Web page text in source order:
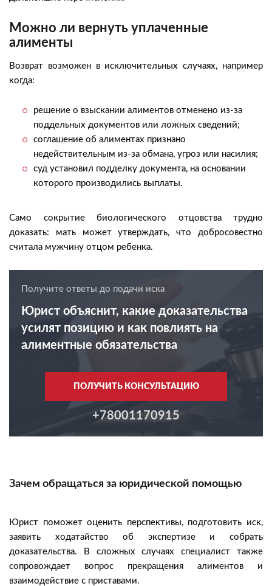
Можно ли вернуть уплаченные
алименты
Возврат возможен в исключительных случаях, например
когда:
решение о взыскании алиментов отменено из-за
поддельных документов или ложных сведений;
соглашение об алиментах признано
недействительным из-за обмана, угроз или насилия;
суд установил подделку документа, на основании
которого производились выплаты.
Само сокрытие биологического отцовства трудно
доказать: мать может утверждать, что добросовестно
считала мужчину отцом ребенка.
Получите ответы до подачи иска
Юрист объяснит, какие доказательства
усилят позицию и как повлиять на
алиментные обязательства
ПОЛУЧИТЬ КОНСУЛЬТАЦИЮ
+78001170915
Зачем обращаться за юридической помощью
Юрист поможет оценить перспективы, подготовить иск,
заявить ходатайство об экспертизе и собрать
доказательства. В сложных случаях специалист также
сопровождает вопрос прекращения алиментов и
взаимодействие с приставами.